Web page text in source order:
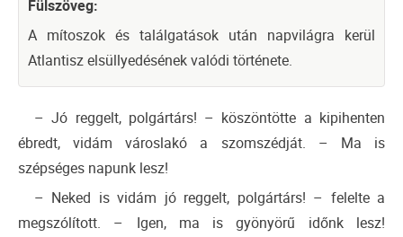
Fülszöveg:
A mítoszok és találgatások után napvilágra kerül
Atlantisz elsüllyedésének valódi története.
– Jó reggelt, polgártárs! – köszöntötte a kipihenten
ébredt, vidám városlakó a szomszédját. – Ma is
szépséges napunk lesz!
– Neked is vidám jó reggelt, polgártárs! – felelte a
megszólított. – Igen, ma is gyönyörű időnk lesz!